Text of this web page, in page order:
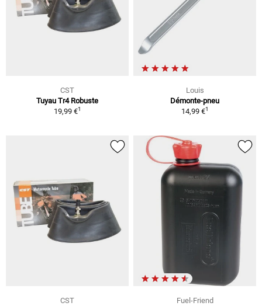
CST
Tuyau Tr4 Robuste
19,99 €1
Louis
Démonte-pneu
14,99 €1
CST
Fuel-Friend